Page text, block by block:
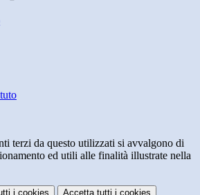
terzi da questo utilizzati si avvalgono di
ed utili alle finalità illustrate nella
i cookies Accetta tutti i cookies